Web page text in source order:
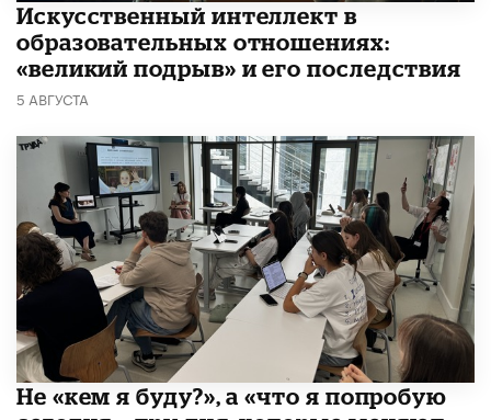
​Искусственный интеллект в
образовательных отношениях:
«великий подрыв» и его последствия
5 АВГУСТА
Не «кем я буду?», а «что я попробую